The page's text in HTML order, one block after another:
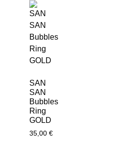
SAN
SAN
Bubbles
Ring
GOLD
35,00 €